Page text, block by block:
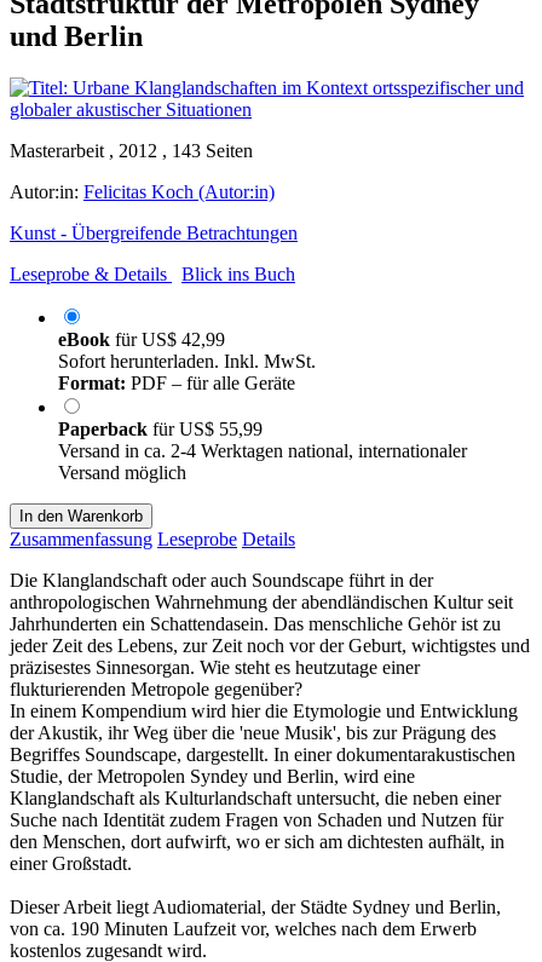
und Berlin
Masterarbeit , 2012 , 143 Seiten
Autor:in: Felicitas Koch (Autor:in)
Kunst - Übergreifende Betrachtungen
Leseprobe & Details
Blick ins Buch
eBook fürUS$ 42,99
Sofort herunterladen. Inkl. MwSt.
Format: PDF – für alle Geräte
Paperback fürUS$ 55,99
Versand in ca. 2-4 Werktagen national, internationaler
Versand möglich
In den Warenkorb
Zusammenfassung Leseprobe Details
Die Klanglandschaft oder auch Soundscape führt in der
anthropologischen Wahrnehmung der abendländischen Kultur seit
Jahrhunderten ein Schattendasein. Das menschliche Gehör ist zu
jeder Zeit des Lebens, zur Zeit noch vor der Geburt, wichtigstes und
präzisestes Sinnesorgan. Wie steht es heutzutage einer
flukturierenden Metropole gegenüber?
In einem Kompendium wird hier die Etymologie und Entwicklung
der Akustik, ihr Weg über die 'neue Musik', bis zur Prägung des
Begriffes Soundscape, dargestellt. In einer dokumentarakustischen
Studie, der Metropolen Syndey und Berlin, wird eine
Klanglandschaft als Kulturlandschaft untersucht, die neben einer
Suche nach Identität zudem Fragen von Schaden und Nutzen für
den Menschen, dort aufwirft, wo er sich am dichtesten aufhält, in
einer Großstadt.
Dieser Arbeit liegt Audiomaterial, der Städte Sydney und Berlin,
von ca. 190 Minuten Laufzeit vor, welches nach dem Erwerb
kostenlos zugesandt wird.